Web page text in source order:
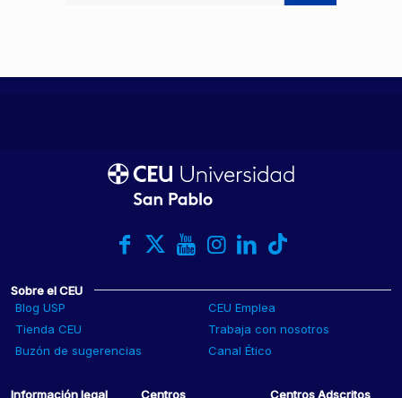
Sobre el CEU
Blog USP
CEU Emplea
Tienda CEU
Trabaja con nosotros
Buzón de sugerencias
Canal Ético
Información legal Centros Centros Adscritos